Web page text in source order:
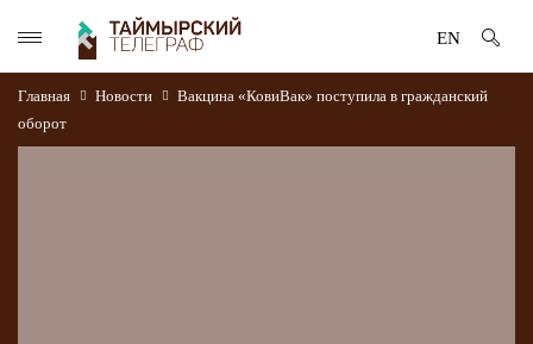
EN
Главная Новости
Вакцина «КовиВак» поступила в гражданский
оборот